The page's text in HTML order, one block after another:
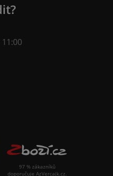
97 % zákazníků
doporučuje AzVercajk.cz.